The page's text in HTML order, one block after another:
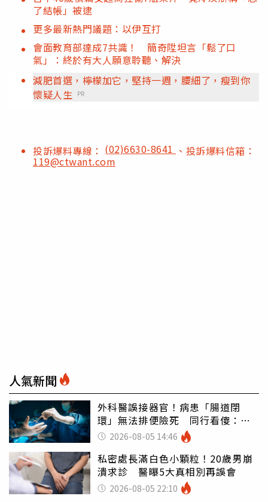
了結帳」被逮
更多最新熱門議題：以伊互打
會面教育部達成7共識！ 簡奇陞坦言「鬆了口
氣」：終於有大人願意聆聽、解決
減肥首選，檸檬加它，堅持一週，腰細了，瘦到你
懷疑人生
PR
投訴爆料專線： (02)6630-8641 、投訴爆料信箱：
119@ctwant.com
人氣新聞
外科醫誤接器官！病患「腸道閉
環」無法排便險死 同行看傻：糟
糕至極
2026-08-05 14:46
私密處長滿白色小顆粒！20歲男崩
潰求診 醫曝5大真相別再誤會
2026-08-05 22:10